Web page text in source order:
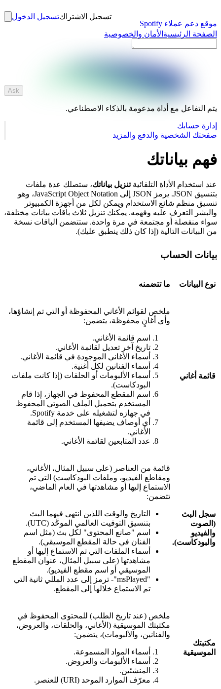
موقع دعم عملاء Spotify
تسجيل الاشتراكتسجيل الدخول
الصفحة الرئيسية الأمان والخصوصية
Ask
يتم التفاعل مع أداة مدعومة بالذكاء الاصطناعي.
إدارة حسابك
صفحتك الشخصية والدفع والمزيد
فهم بياناتك
عند استخدام الأداة التلقائيةتنزيل بياناتك، ستصلك عدة ملفات
بتنسيق JSON. يرمز JSON إلى JavaScript Object Notation، وهو
تنسيق منظم شائع الاستخدام ويمكن لكل من أجهزة الكمبيوتر
والبشر التعرف عليه وفهمه. يمكنك تنزيل ثلاث باقات بيانات مختلفة،
سواء منفصلة أو مجتمعة في مرة واحدة. ستتضمن الباقات نسخة
من البيانات التالية (إذا كان ذلك ينطبق عليك).
بيانات الحساب
نوع البيانات ما تتضمنه
قائمة أغاني
ملخص لقوائم الأغاني المحفوظة أو التي تم إنشاؤها،
وأي أغانٍ محفوظة، يتضمن:
اسم قائمة الأغاني.
تاريخ آخر تعديل لقائمة الأغاني.
أسماء الأغاني الموجودة في قائمة الأغاني.
أسماء الفنانين لكل أغنية.
أسماء الألبومات أو الحلقات (إذا كانت ملفات
البودكاست).
اسم المقطع المحفوظ في الجهاز، إذا قام
المستخدم بتحميل الملف الصوتي المحفوظ
في جهازه لتشغيله على خدمة Spotify.
أي أوصاف يضيفها المستخدم إلى قائمة
الأغاني.
عدد المتابعين لقائمة الأغاني.
سجل البث
(الصوت
والفيديو
والبودكاست).
قائمة من العناصر (على سبيل المثال، الأغاني،
ومقاطع الفيديو، وملفات البودكاست) التي تم
الاستماع إليها أو مشاهدتها في العام الماضي،
تتضمن:
التاريخ والوقت اللذين انتهى فيهما البث
بتنسيق التوقيت العالمي الموحَّد (UTC).
اسم "صانع المحتوى" لكل بث (مثل اسم
الفنان في حالة المقطع الموسيقي).
أسماء الملفات التي تم الاستماع إليها أو
مشاهدتها (على سبيل المثال، عنوان المقطع
الموسيقي أو اسم مقطع الفيديو).
"msPlayed"- ترمز إلى عدد المللي ثانية التي
تم الاستماع خلالها إلى المقطع.
مكتبتك
الموسيقية
ملخص (عند تاريخ الطلب) للمحتوى المحفوظ في
مكتبتك الموسيقية (الأغاني، والحلقات، والعروض،
والفنانين، والألبومات)، يتضمن:
أسماء المواد المسموعة.
أسماء الألبومات والعروض.
المنشئين.
معرّف الموارد الموحد (URI) للعنصر.